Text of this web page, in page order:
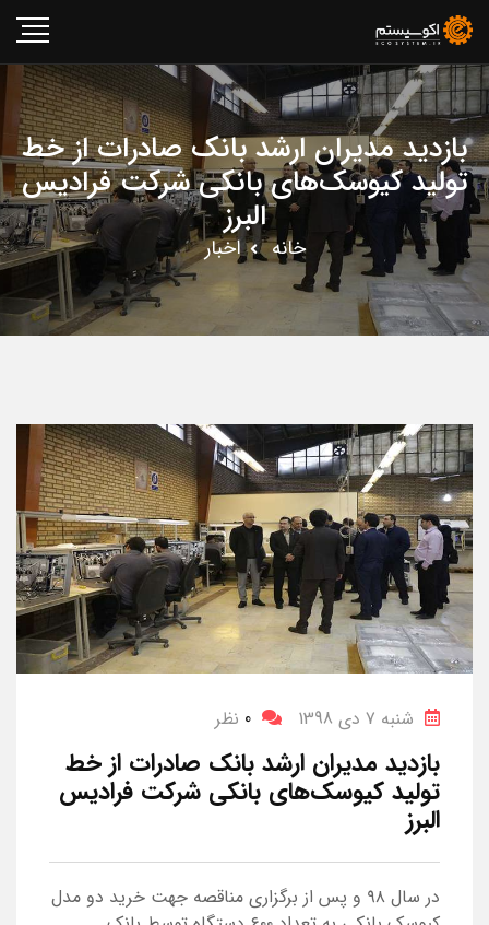
بازدید مدیران ارشد بانک صادرات از خط
تولید کیوسک‌های بانکی شرکت فرادیس
البرز
خانه اخبار
شنبه 7 دی 1398 0 نظر
بازدید مدیران ارشد بانک صادرات از خط
تولید کیوسک‌های بانکی شرکت فرادیس
البرز
در سال ۹۸ و پس از برگزاری مناقصه جهت خرید دو مدل